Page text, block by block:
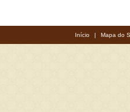
Início | Mapa do